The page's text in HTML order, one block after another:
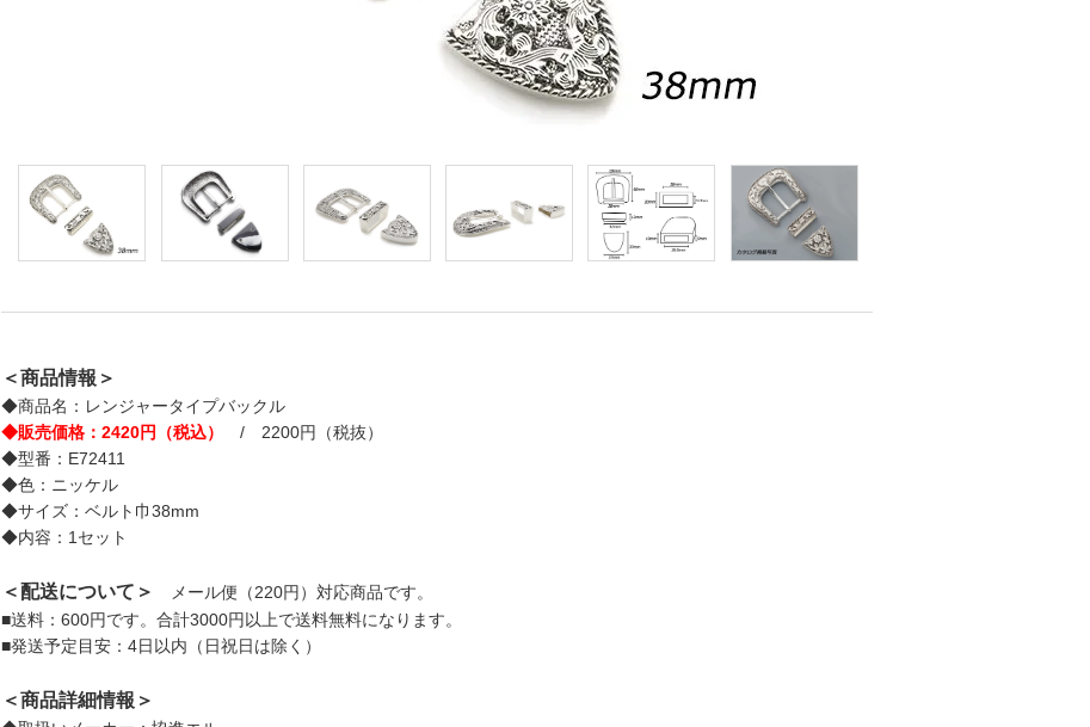
＜商品情報＞
◆商品名：レンジャータイプバックル
◆販売価格：2420円（税込）
/ 2200円（税抜）
◆型番：E72411
◆色：ニッケル
◆サイズ：ベルト巾38mm
◆内容：1セット
＜配送について＞
メール便（220円）対応商品です。
■送料：600円です。合計3000円以上で送料無料になります。
■発送予定目安：4日以内（日祝日は除く）
＜商品詳細情報＞